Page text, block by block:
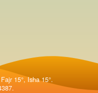
15°, Isha 15°.